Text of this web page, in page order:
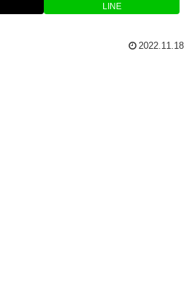
LINE
2022.11.18